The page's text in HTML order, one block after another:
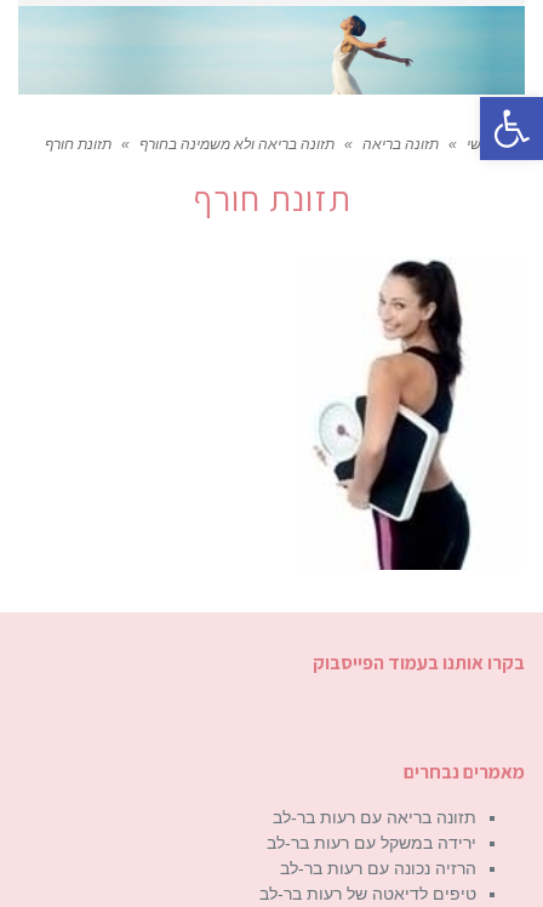
פתח סרגל נגישות
ראשי » תזונה בריאה » תזונה בריאה ולא משמינה בחורף » תזונת חורף
תזונת חורף
בקרו אותנו בעמוד הפייסבוק
מאמרים נבחרים
תזונה בריאה עם רעות בר-לב
ירידה במשקל עם רעות בר-לב
הרזיה נכונה עם רעות בר-לב
טיפים לדיאטה של רעות בר-לב